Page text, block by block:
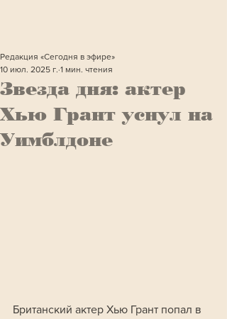
Звезда дня: актер
Хью Грант уснул на
Уимблдоне
Редакция «Сегодня в эфире»
10 июл. 2025 г. 1 мин. чтения
Британский актер Хью Грант попал в